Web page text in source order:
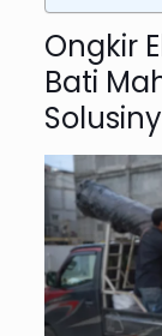
Ongkir
Bati